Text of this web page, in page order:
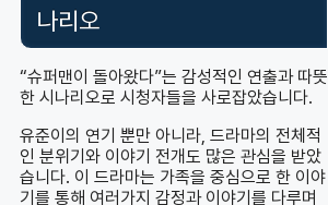
나리오
“슈퍼맨이 돌아왔다”는 감성적인 연출과 따뜻
한 시나리오로 시청자들을 사로잡았습니다.
유준이의 연기 뿐만 아니라, 드라마의 전체적
인 분위기와 이야기 전개도 많은 관심을 받았
습니다. 이 드라마는 가족을 중심으로 한 이야
기를 통해 여러가지 감정과 이야기를 다루며